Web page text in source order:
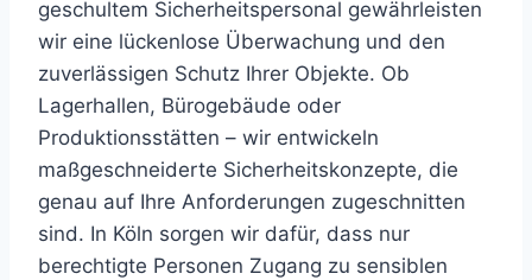
geschultem Sicherheitspersonal gewährleisten
wir eine lückenlose Überwachung und den
zuverlässigen Schutz Ihrer Objekte. Ob
Lagerhallen, Bürogebäude oder
Produktionsstätten – wir entwickeln
maßgeschneiderte Sicherheitskonzepte, die
genau auf Ihre Anforderungen zugeschnitten
sind. In Köln sorgen wir dafür, dass nur
berechtigte Personen Zugang zu sensiblen